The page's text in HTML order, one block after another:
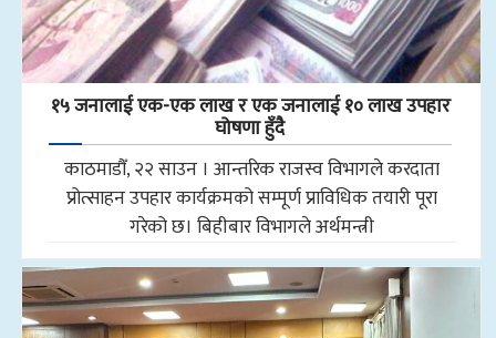
१५ जनालाई एक-एक लाख र एक जनालाई १० लाख उपहार
घोषणा हुँदै
काठमाडौँ, २२ साउन । आन्तरिक राजस्व विभागले करदाता
प्रोत्साहन उपहार कार्यक्रमको सम्पूर्ण प्राविधिक तयारी पूरा
गरेको छ। बिहीबार विभागले अर्थमन्त्री